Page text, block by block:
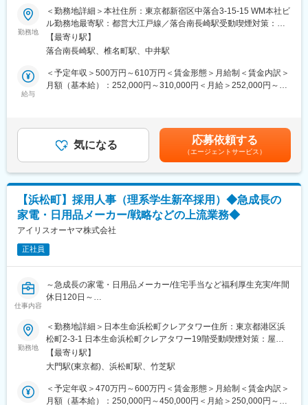
【総務】
・契約書・社内規程の管理
・オフィス／備品管理
・株主総会・法務局登記関連
【その他】
入社後まずは、給与計算用のデータ集計や入退社・出向者向けの
社保手続きやその他庶務業務をお任せいたします。
上長のサポートの元、未経験からでもできる業務から差配してい
くので安心して挑戦いただけます。
■組織構成
人事総務部として同じデスクにいるメンバーは総務部長、既存メ
ンバー4名、派遣1名、育休取得者1名の計7名体制です。
本ポジションの実務は既存担当者1名と密に連携し、サポートを受
■業務の魅力
人事・労務・財務・総務と多様な業務に触れ、語学力やマルチタ
適な環境です。
■就業環境
残業は月10～20時間程度、フレックス制度も活用可能で、働きや
すさにも配慮しています。
■特徴/魅力
当社にて、下記の採用をはじめとする人事業務全般をお任せしま
す。将来的には制度設計や労務管理など人事業務全般をお任せす
る予定です。
■具体的な業務内容：
（1）採用業務（新卒採用からお任せし、経験に応じて中途採用も
移管）
・募集部門との採用要件のすり合わせ
・インターンシップや会社説明会の企画
・面接官や応募者との日程調整
・面接官対応、選考後のフォロー
・入社予定の方、人事主催の階層別研修の企画・運営 等
※将来的には労務や給与、制度設計など人事業務全般をご経験いた
だく可能性があります。
経営管理グループ 人事担当3名（40代２名／50代1名）
当社は業務用・産業用加湿器の分野のパイオニア企業であり、国
内シェアはトップクラスを誇っております。当社で扱う加湿器は
入されています。
■魅力：
今回のポジションは製品の安定稼働を裏方で支える重要な役割と
生活のための仕事ではなく、社員が楽しんで働ける環境作り、雰
囲気作りに力を入れており、社員間の風通しが良いことが当社の
勤務地
＜勤務地詳細＞本社住所：東京都新宿区中落合3-15-15 WM本社ビ
ル勤務地最寄駅：都営大江戸線／落合南長崎駅受動喫煙対策：屋
内喫煙可能場所あり
【最寄り駅】
落合南長崎駅、椎名町駅、中井駅
給与
＜予定年収＞500万円～610万円＜賃金形態＞月給制＜賃金内訳＞
月額（基本給）：252,000円～310,000円＜月給＞252,000円～
収：大卒入社7年目 540万（月給27万6千円／賞与2回／残業
15H・月換算）賃金はあくまでも目安の金額であり、選考を通じ
て上下する可能性があります。月給(月額)は固定手当を含めた表記
です。
気になる 応募依頼する
（エージェントサービス）
【浜松町】採用人事（理系学生新卒採用）◆急成長の
家電・日用品メーカー/戦略などの上流業務◆
アイリスオーヤマ株式会社
正社員
仕事内容
～急成長の家電・日用品メーカー/住宅手当など福利厚生充実/年間
休日120日～
■採用背景:
・今後の事業拡大および新規事業の立ち上げを支えていく
理系採用、（大卒・高専卒）採用を強化するため、増員での募集
をいたします。
■職務内容：
・大学、研究室訪問
勤務地
＜勤務地詳細＞日本生命浜松町クレアタワー住所：東京都港区浜
松町2-3-1 日本生命浜松町クレアタワー19階受動喫煙対策：屋内
全面禁煙変更の範囲：会社の定める事業所
【最寄り駅】
大門駅(東京都)、浜松町駅、竹芝駅
＜予定年収＞470万円～600万円＜賃金形態＞月給制＜賃金内訳＞
月額（基本給）：250,000円～450,000円＜月給＞250,000円～